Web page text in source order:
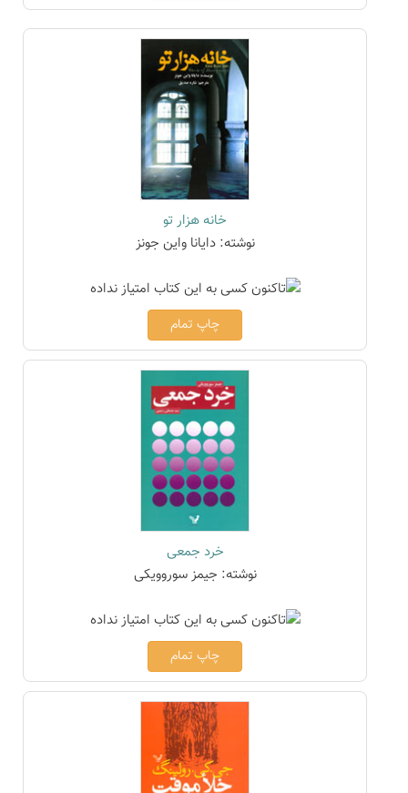
خانه هزار تو
نوشته: دایانا واین جونز
چاپ تمام
خرد جمعی
نوشته: جیمز سوروویکی
چاپ تمام